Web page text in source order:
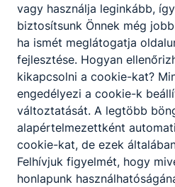
vagy használja leginkább,
biztosítsunk Önnek még
ha ismét meglátogatja
fejlesztése. Hogyan
kikapcsolni a cookie-kat?
engedélyezi a cookie-k
változtatását. A legtöbb
alapértelmezettként
cookie-kat, de ezek
Felhívjuk figyelmét, hogy
honlapunk